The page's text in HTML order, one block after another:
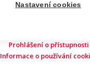
Prohlášení o přístupnosti
Informace o používání
Nastavení cookies